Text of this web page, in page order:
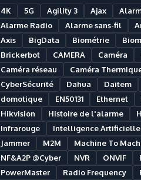
4K 5G Agility 3 Ajax
Alarme Radio
Alarme sans-fil
Axis
BigData Biométrie
Brickerbot
CAMERA Caméra
Caméra réseau
Caméra
CyberSécurité
Dahua Daitem
domotique
EN50131 Ethernet
Hikvision
Histoire de l'alarme
Infrarouge
Intelligence Artificielle
Jammer
M2M Machine To
NF&A2P @Cyber
NVR ONVIF
PowerMaster
Radio Frequency